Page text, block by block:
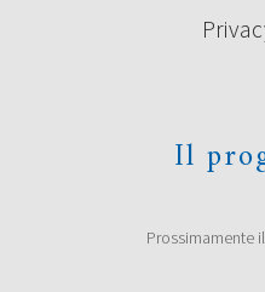
Il
Prossimamente